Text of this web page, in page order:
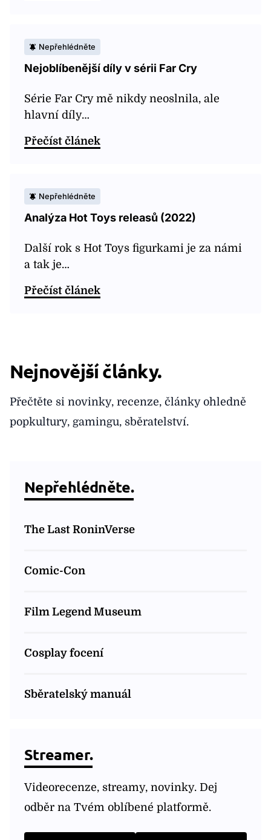
Nepřehlédněte
Nejoblíbenější díly v sérii Far Cry
Série Far Cry mě nikdy neoslnila, ale
hlavní díly…
Přečíst článek
Nepřehlédněte
Analýza Hot Toys releasů (2022)
Další rok s Hot Toys figurkami je za námi
a tak je…
Přečíst článek
Nejnovější články.
Přečtěte si novinky, recenze, články ohledně
popkultury, gamingu, sběratelství.
Nepřehlédněte.
The Last RoninVerse
Comic-Con
Film Legend Museum
Cosplay focení
Sběratelský manuál
Streamer.
Videorecenze, streamy, novinky. Dej
odběr na Tvém oblíbené platformě.